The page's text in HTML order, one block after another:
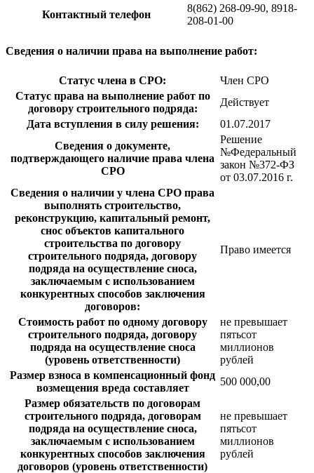
Контактный телефон
8(862) 268-09-90, 8918-
208-01-00
Сведения о наличии права на выполнение работ:
Статус члена в СРО:
Член СРО
Статус права на выполнение работ по
договору строительного подряда:
Действует
Дата вступления в силу решения:
01.07.2017
Сведения о документе,
подтверждающего наличие права члена
СРО
Решение
№Федеральный
закон №372-ФЗ
от 03.07.2016 г.
Сведения о наличии у члена СРО права
выполнять строительство,
реконструкцию, капитальный ремонт,
снос объектов капитального
строительства по договору
строительного подряда, договору
подряда на осуществление сноса,
заключаемым с использованием
конкурентных способов заключения
договоров:
Право имеется
Стоимость работ по одному договору
строительного подряда, договору
подряда на осуществление сноса
(уровень ответственности)
не превышает
пятьсот
миллионов
рублей
Размер взноса в компенсационный фонд
возмещения вреда составляет
500 000,00
Размер обязательств по договорам
строительного подряда, договорам
подряда на осуществление сноса,
заключаемым с использованием
конкурентных способов заключения
договоров (уровень ответственности)
не превышает
пятьсот
миллионов
рублей